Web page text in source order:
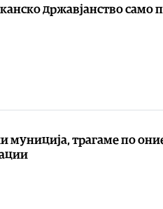
државјанство само
муниција, трагаме по